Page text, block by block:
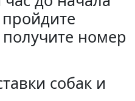
номер
собак и